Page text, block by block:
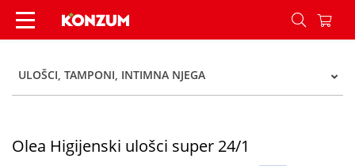
Olea Higijenski ulošci super 24/1 - Konzum
ULOŠCI, TAMPONI, INTIMNA NJEGA
Olea Higijenski ulošci super 24/1